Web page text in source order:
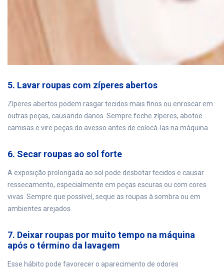
5. Lavar roupas com zíperes abertos
Zíperes abertos podem rasgar tecidos mais finos ou enroscar em
outras peças, causando danos. Sempre feche zíperes, abotoe
camisas e vire peças do avesso antes de colocá-las na máquina.
6. Secar roupas ao sol forte
A exposição prolongada ao sol pode desbotar tecidos e causar
ressecamento, especialmente em peças escuras ou com cores
vivas. Sempre que possível, seque as roupas à sombra ou em
ambientes arejados.
7. Deixar roupas por muito tempo na máquina
após o término da lavagem
Esse hábito pode favorecer o aparecimento de odores